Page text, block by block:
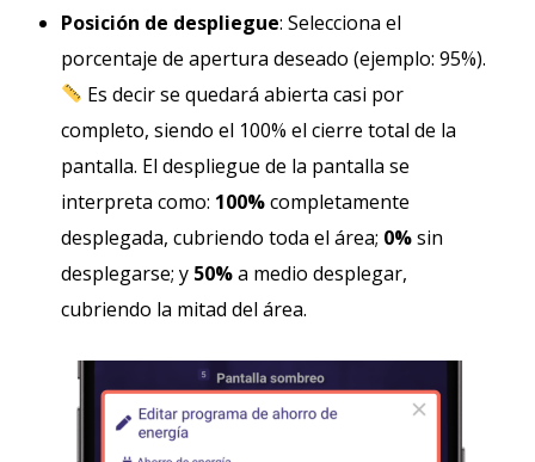
Posición de despliegue: Selecciona el
porcentaje de apertura deseado (ejemplo: 95%).
Es decir se quedará abierta casi por
completo, siendo el 100% el cierre total de la
pantalla. El despliegue de la pantalla se
interpreta como: 100%completamente
desplegada, cubriendo toda el área; 0%sin
desplegarse; y 50%a medio desplegar,
cubriendo la mitad del área.